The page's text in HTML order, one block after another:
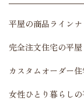
平屋の商品ライン
完全注文住宅の平屋
カスタムオーダー
女性ひとり暮らしの